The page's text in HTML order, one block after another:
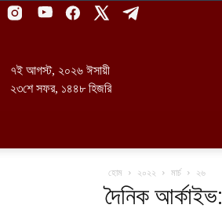
৭ই আগস্ট, ২০২৬ ঈসায়ী
২৩শে সফর, ১৪৪৮ হিজরি
হোম ২০২২ মার্চ ২৬
দৈনিক